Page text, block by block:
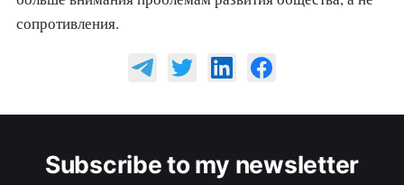
сопротивления.
Subscribe to my newsletter